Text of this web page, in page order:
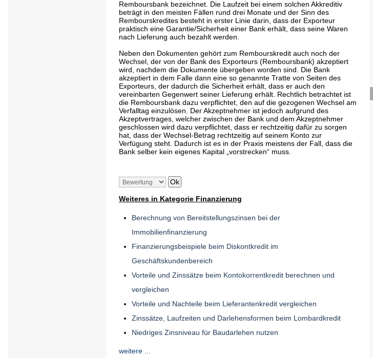
Remboursbank bezeichnet. Die Laufzeit bei einem solchen Akkreditiv
beträgt in den meisten Fällen rund drei Monate und der Sinn des
Rembourskredites besteht in erster Linie darin, dass der Exporteur
praktisch eine Garantie/Sicherheit einer Bank erhält, dass seine Waren
nach Lieferung auch bezahlt werden.
Neben den Dokumenten gehört zum Rembourskredit auch noch der
Wechsel, der von der Bank des Exporteurs (Remboursbank) akzeptiert
wird, nachdem die Dokumente übergeben worden sind. Die Bank
akzeptiert in dem Falle dann eine so genannte Tratte von Seiten des
Exporteurs, der dadurch die Sicherheit erhält, dass er auch den
vereinbarten Gegenwert seiner Lieferung erhält. Rechtlich betrachtet ist
die Remboursbank dazu verpflichtet, den auf die gezogenen Wechsel am
Verfalltag einzulösen. Der Akzeptnehmer ist jedoch aufgrund des
Akzeptvertrages, welcher zwischen der Bank und dem Akzeptnehmer
geschlossen wird dazu verpflichtet, dass er rechtzeitig dafür zu sorgen
hat, dass der Wechsel-Betrag rechtzeitig auf seinem Konto zur
Verfügung steht. Dadurch ist es in der Praxis meistens der Fall, dass die
Bank selber kein eigenes Kapital „vorstrecken“ muss.
Weiteres in Kategorie Finanzierung
Berechnung von Bereitstellungszinsen bei der
Immobilienfinanzierung
Finanzierungsbeispiele beim Diskontkredit im
Geschäftskundenbereich
Vorteile und Zinssätze beim Kontokorrentkredit berechnen und
vergleichen
Vorteile und Nachteile beim Lieferantenkredit vergleichen
Zinssätze, Laufzeiten und Darlehensformen beim Lombardkredit
Niedriges Zinsniveau für Baudarlehen nutzen
weitere ...